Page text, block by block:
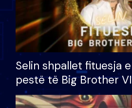
Selin shpallet fituesja
pestë të Big Brother
çmimin e madh prej